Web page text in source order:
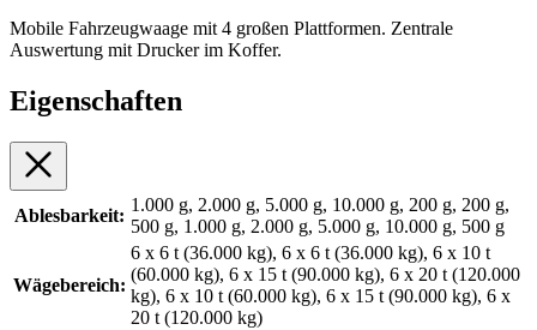
Mobile Fahrzeugwaage mit 4 großen Plattformen. Zentrale
Auswertung mit Drucker im Koffer.
Eigenschaften
Ablesbarkeit:
1.000 g, 2.000 g, 5.000 g, 10.000 g, 200 g, 200 g,
500 g, 1.000 g, 2.000 g, 5.000 g, 10.000 g, 500 g
Wägebereich:
6 x 6 t (36.000 kg), 6 x 6 t (36.000 kg), 6 x 10 t
(60.000 kg), 6 x 15 t (90.000 kg), 6 x 20 t (120.000
kg), 6 x 10 t (60.000 kg), 6 x 15 t (90.000 kg), 6 x
20 t (120.000 kg)